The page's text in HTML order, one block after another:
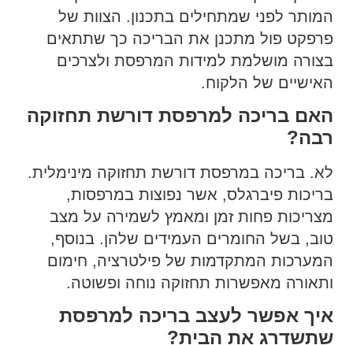
המותר לפני שמתחילים בתכנון. הצוות של
פרפקט פול מתכנן את הבריכה כך שתתאים
בצורה מושלמת למידות המרפסת ולצרכים
האישיים של הלקוח.
האם בריכה למרפסת דורשת תחזוקה
רבה?
לא. בריכה במרפסת דורשת תחזוקה מינימלית.
בריכות פיברגלס, אשר נפוצות במרפסות,
מצריכות פחות זמן ומאמץ לשמירה על מצב
טוב, בשל החומרים העמידים שלהן. בנוסף,
המערכות המתקדמות של פילטרציה, חימום
ותאורה מאפשרות תחזוקה נוחה ופשוטה.
איך אפשר לעצב בריכה למרפסת
שתשדרג את הבית?